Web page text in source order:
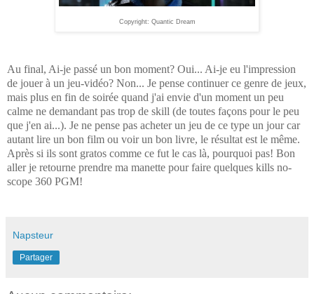
Copyright: Quantic Dream
Au final, Ai-je passé un bon moment? Oui... Ai-je eu l'impression
de jouer à un jeu-vidéo? Non... Je pense continuer ce genre de jeux,
mais plus en fin de soirée quand j'ai envie d'un moment un peu
calme ne demandant pas trop de skill (de toutes façons pour le peu
que j'en ai...). Je ne pense pas acheter un jeu de ce type un jour car
autant lire un bon film ou voir un bon livre, le résultat est le même.
Après si ils sont gratos comme ce fut le cas là, pourquoi pas! Bon
aller je retourne prendre ma manette pour faire quelques kills no-
scope 360 PGM!
Napsteur
Partager